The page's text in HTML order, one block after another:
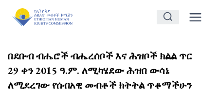
በደቡብ ብሔሮች ብሔረሰቦች እና ሕዝቦች ክልል ጥር
29 ቀን 2015 ዓ.ም. ለሚካሄደው ሕዝበ ውሳኔ
ለሚደረገው የሰብአዊ መብቶች ክትትል ጥቆማችሁን